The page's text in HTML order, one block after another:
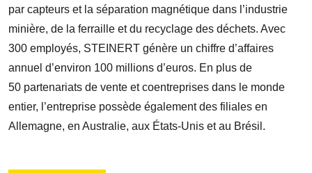
par capteurs et la séparation magnétique dans l’industrie
minière, de la ferraille et du recyclage des déchets. Avec
300 employés, STEINERT génère un chiffre d’affaires
annuel d’environ 100 millions d’euros. En plus de
50 partenariats de vente et coentreprises dans le monde
entier, l’entreprise possède également des filiales en
Allemagne, en Australie, aux États-Unis et au Brésil.